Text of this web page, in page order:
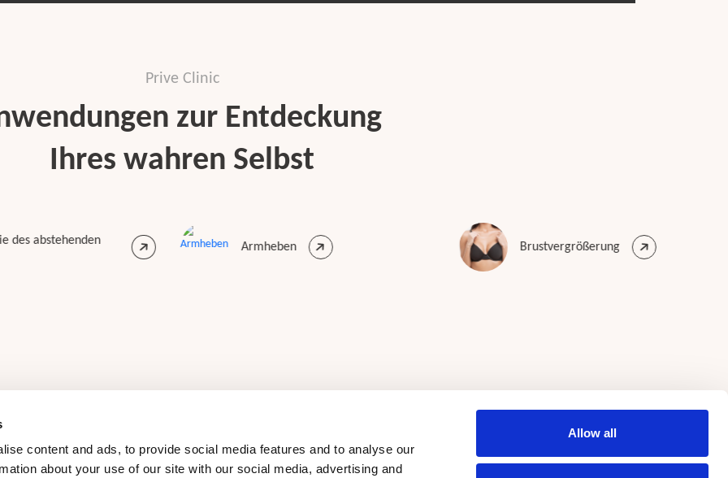
content and ads, to provide social media features and to analyse our
about your use of our site with our social media, advertising and
Allow all
Prive Clinic
zur Entdeckung
Ihres wahren Selbst
Armheben Brustvergrößerung